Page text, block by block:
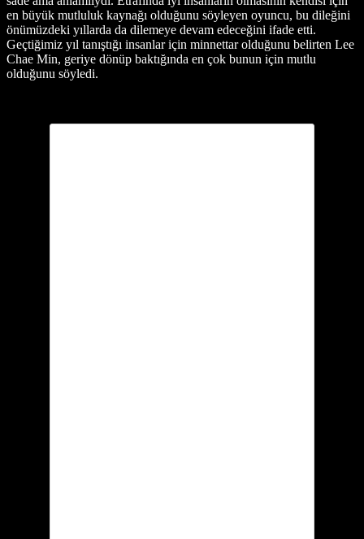
en büyük mutluluk kaynağı olduğunu söyleyen oyuncu, bu dileğini
önümüzdeki yıllarda da dilemeye devam edeceğini ifade etti.
Geçtiğimiz yıl tanıştığı insanlar için minnettar olduğunu belirten Lee
Chae Min, geriye dönüp baktığında en çok bunun için mutlu
olduğunu söyledi.